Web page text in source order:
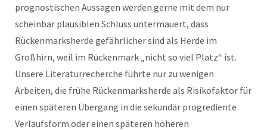
prognostischen Aussagen werden gerne mit dem nur
scheinbar plausiblen Schluss untermauert, dass
Rückenmarksherde gefährlicher sind als Herde im
Großhirn, weil im Rückenmark „nicht so viel Platz“ ist.
Unsere Literaturrecherche führte nur zu wenigen
Arbeiten, die frühe Rückenmarksherde als Risikofaktor für
einen späteren Übergang in die sekundär progrediente
Verlaufsform oder einen späteren höheren